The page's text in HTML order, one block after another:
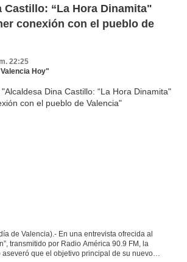
Hora Dinamita"
conexión con el pueblo de
22:25
Hoy"
de Valencia).- En una entrevista ofrecida al
transmitido por Radio América 90.9 FM, la
que el objetivo principal de su nuevo